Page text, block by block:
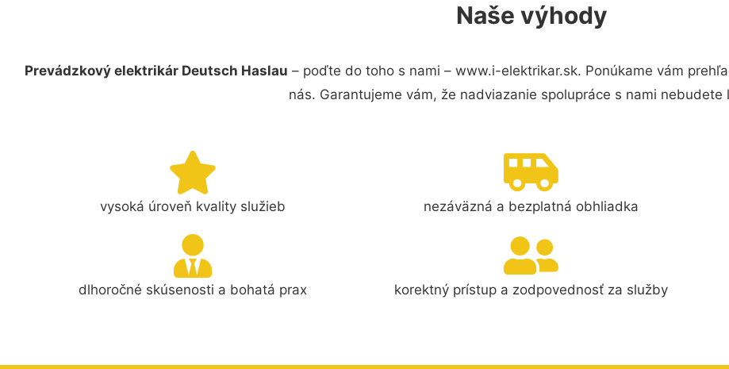
Naše výhody
Prevádzkový elektrikár Deutsch Haslau – poďte do toho s nami – www.i-elektrikar.sk. Ponúkame vám
nás. Garantujeme vám, že nadviazanie spolupráce s nami nebudete
vysoká úroveň kvality služieb nezáväzná a bezplatná obhliadka
dlhoročné skúsenosti a bohatá prax korektný prístup a zodpovednosť za služby